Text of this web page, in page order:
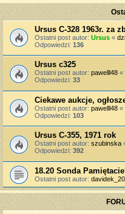
Ursus C-328 1963r. za
Ostatni post autor: Ursus «
Odpowiedzi: 136
Ursus c325
Ostatni post autor: pawelll48 «
Odpowiedzi: 33
Ciekawe aukcje,
Ostatni post autor: pawelll48 «
Odpowiedzi: 103
Ursus C-355, 1971 rok
Ostatni post autor: szubinska
Odpowiedzi: 392
18.20 Sonda
Ostatni post autor: davidek_20